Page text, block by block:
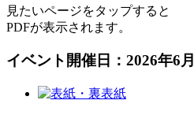
見たいページをタップすると
PDFが表示されます。
イベント開催日： 2026年6